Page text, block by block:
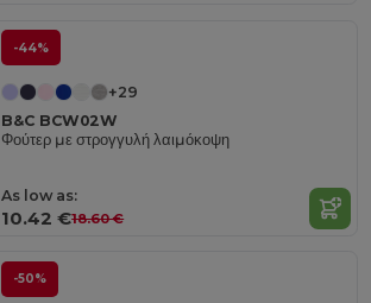
-44%
+29
B&C BCW02W
Φούτερ με στρογγυλή λαιμόκοψη
As low as:
10.42 €18.60 €
-50%